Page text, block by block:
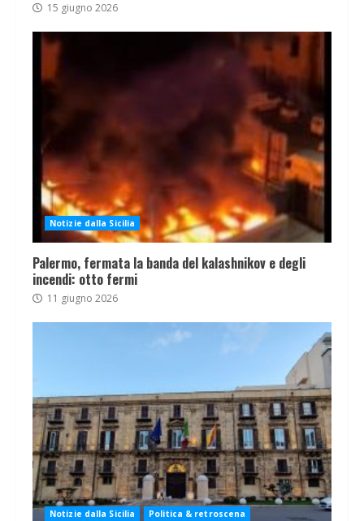
15 giugno 2026
Notizie dalla Sicilia
Palermo, fermata la banda del kalashnikov e degli
incendi: otto fermi
11 giugno 2026
Notizie dalla Sicilia Politica & retroscena